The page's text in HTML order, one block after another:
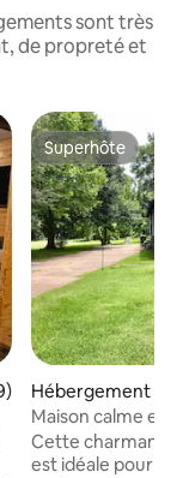
sont très
de propreté et
sur la
Superhôte
Superhôte
Hébergement ⋅
Maison calme et
Groves, Texas
Cette charmante
est idéale pour